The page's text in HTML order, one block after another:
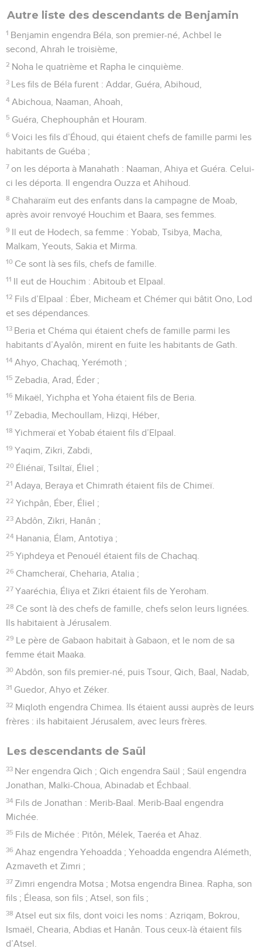
Autre liste des descendants de Benjamin
1 Benjamin engendra Béla, son premier-né, Achbel le
second, Ahrah le troisième,
2 Noha le quatrième et Rapha le cinquième.
3 Les fils de Béla furent : Addar, Guéra, Abihoud,
4 Abichoua, Naaman, Ahoah,
5 Guéra, Chephouphân et Houram.
6 Voici les fils d’Éhoud, qui étaient chefs de famille parmi les
habitants de Guéba ;
7 on les déporta à Manahath : Naaman, Ahiya et Guéra. Celui-
ci les déporta. Il engendra Ouzza et Ahihoud.
8 Chaharaïm eut des enfants dans la campagne de Moab,
après avoir renvoyé Houchim et Baara, ses femmes.
9 Il eut de Hodech, sa femme : Yobab, Tsibya, Macha,
Malkam, Yeouts, Sakia et Mirma.
10 Ce sont là ses fils, chefs de famille.
11 Il eut de Houchim : Abitoub et Elpaal.
12 Fils d’Elpaal : Éber, Micheam et Chémer qui bâtit Ono, Lod
et ses dépendances.
13 Beria et Chéma qui étaient chefs de famille parmi les
habitants d’Ayalôn, mirent en fuite les habitants de Gath.
14 Ahyo, Chachaq, Yerémoth ;
15 Zebadia, Arad, Éder ;
16 Mikaël, Yichpha et Yoha étaient fils de Beria.
17 Zebadia, Mechoullam, Hizqi, Héber,
18 Yichmeraï et Yobab étaient fils d’Elpaal.
19 Yaqim, Zikri, Zabdi,
20 Éliénaï, Tsiltaï, Éliel ;
21 Adaya, Beraya et Chimrath étaient fils de Chimeï.
22 Yichpân, Éber, Éliel ;
23 Abdôn, Zikri, Hanân ;
24 Hanania, Élam, Antotiya ;
25 Yiphdeya et Penouél étaient fils de Chachaq.
26 Chamcheraï, Cheharia, Atalia ;
27 Yaaréchia, Éliya et Zikri étaient fils de Yeroham.
28 Ce sont là des chefs de famille, chefs selon leurs lignées.
Ils habitaient à Jérusalem.
29 Le père de Gabaon habitait à Gabaon, et le nom de sa
femme était Maaka.
30 Abdôn, son fils premier-né, puis Tsour, Qich, Baal, Nadab,
31 Guedor, Ahyo et Zéker.
32 Miqloth engendra Chimea. Ils étaient aussi auprès de leurs
frères : ils habitaient Jérusalem, avec leurs frères.
Les descendants de Saül
33 Ner engendra Qich ; Qich engendra Saül ; Saül engendra
Jonathan, Malki-Choua, Abinadab et Échbaal.
34 Fils de Jonathan : Merib-Baal. Merib-Baal engendra
Michée.
35 Fils de Michée : Pitôn, Mélek, Taeréa et Ahaz.
36 Ahaz engendra Yehoadda ; Yehoadda engendra Alémeth,
Azmaveth et Zimri ;
37 Zimri engendra Motsa ; Motsa engendra Binea. Rapha, son
fils ; Éleasa, son fils ; Atsel, son fils ;
38 Atsel eut six fils, dont voici les noms : Azriqam, Bokrou,
Ismaël, Chearia, Abdias et Hanân. Tous ceux-là étaient fils
d’Atsel.